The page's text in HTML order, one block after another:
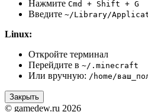
Нажмите Cmd + Shift + G
Введите ~/Library/
Linux:
Откройте терминал
Перейдите в ~/.minecraft
Или вручную: /home/
Закрыть
© gamedew.ru 2026